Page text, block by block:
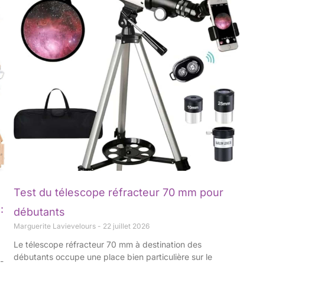
Test du télescope réfracteur 70 mm pour
débutants
Marguerite Lavievelours 22 juillet 2026
Le télescope réfracteur 70 mm à destination des
débutants occupe une place bien particulière sur le